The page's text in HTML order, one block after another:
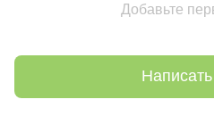
Добавьте